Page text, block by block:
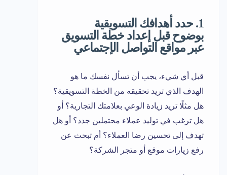
1. حدد أهدافك التسويقية
بوضوح قبل إعداد خطة التسويق
عبر مواقع التواصل الإجتماعي
قبل أي شيء، يجب أن تسأل نفسك ما هو
الهدف الذي تريد تحقيقه من الخطة التسويقية؟
هل مثلًا تريد زيادة الوعي بعلامتك التجارية؟ أو
هل ترغب في توليد عملاء محتملين جدد؟ أو هل
تهدف إلى تحسين رضا العملاء؟ أم تبحث عن
رفع زيارات موقع أو متجر الشركة؟